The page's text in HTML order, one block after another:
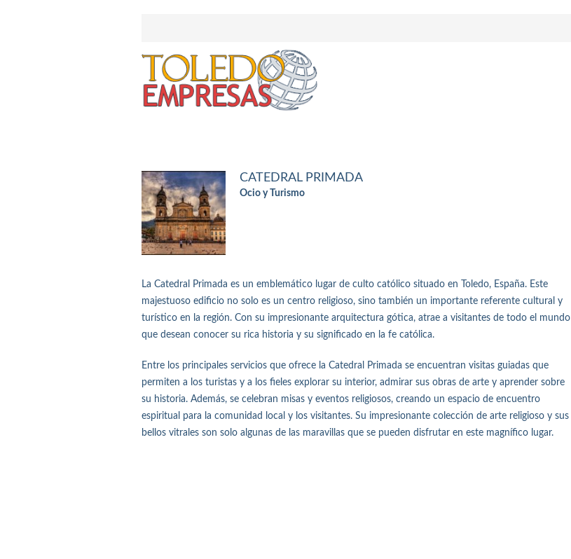
CATEDRAL PRIMADA
Ocio y Turismo
La Catedral Primada es un emblemático lugar de culto católico situado en Toledo, España. Este
majestuoso edificio no solo es un centro religioso, sino también un importante referente cultural y
turístico en la región. Con su impresionante arquitectura gótica, atrae a visitantes de todo el mundo
que desean conocer su rica historia y su significado en la fe católica.
Entre los principales servicios que ofrece la Catedral Primada se encuentran visitas guiadas que
permiten a los turistas y a los fieles explorar su interior, admirar sus obras de arte y aprender sobre
su historia. Además, se celebran misas y eventos religiosos, creando un espacio de encuentro
espiritual para la comunidad local y los visitantes. Su impresionante colección de arte religioso y sus
bellos vitrales son solo algunas de las maravillas que se pueden disfrutar en este magnífico lugar.